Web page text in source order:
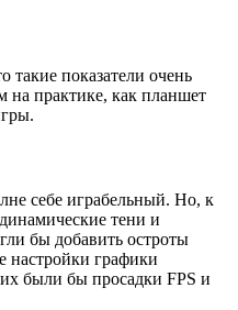
такие показатели очень
на практике, как планшет
себе играбельный. Но, к
тени и
бы добавить остроты
графики
были бы просадки FPS и